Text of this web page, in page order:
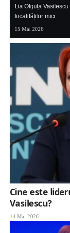
Lia Olguța
localităților mici.
15 Mai 2026
Cine este
Vasilescu?
14 Mai 2026